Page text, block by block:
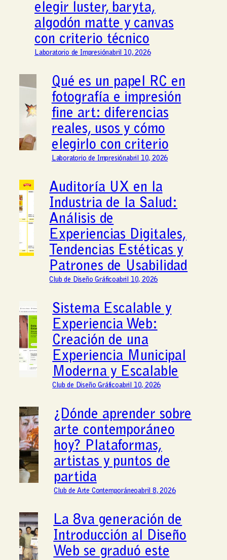
elegir luster, baryta,
algodón matte y canvas
con criterio técnico
Laboratorio de Impresiónabril 10, 2026
Qué es un papel RC en
fotografía e impresión
fine art: diferencias
reales, usos y cómo
elegirlo con criterio
Laboratorio de Impresiónabril 10, 2026
Auditoría UX en la
Industria de la Salud:
Análisis de
Experiencias Digitales,
Tendencias Estéticas y
Patrones de Usabilidad
Club de Diseño Gráficoabril 10, 2026
Sistema Escalable y
Experiencia Web:
Creación de una
Experiencia Municipal
Moderna y Escalable
Club de Diseño Gráficoabril 10, 2026
¿Dónde aprender sobre
arte contemporáneo
hoy? Plataformas,
artistas y puntos de
partida
Club de Arte Contemporáneoabril 8, 2026
La 8va generación de
Introducción al Diseño
Web se graduó este